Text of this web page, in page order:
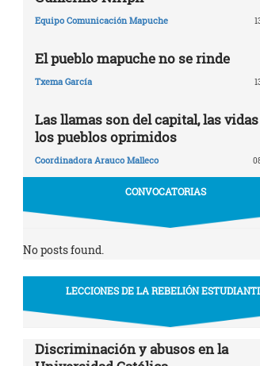
Equipo Comunicación Mapuche
El pueblo mapuche no se rinde
Txema García
Las llamas son del capital, las
los pueblos oprimidos
Coordinadora Arauco Malleco
CONVOCATORIAS
No posts found.
LECCIONES DE LA REBELIÓN
Discriminación y abusos en la